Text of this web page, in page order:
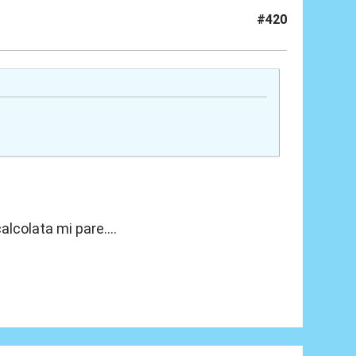
#420
mi pare....